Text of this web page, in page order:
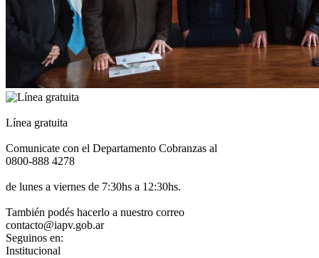
Línea gratuita
Comunicate con el Departamento Cobranzas al
0800-888 4278
de lunes a viernes de 7:30hs a 12:30hs.
También podés hacerlo a nuestro correo
contacto@iapv.gob.ar
Seguinos en:
Institucional